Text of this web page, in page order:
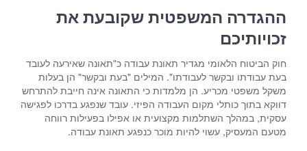
ההגדרה המשפטית שקובעת את
זכויותיכם
חוק הביטוח הלאומי מגדיר תאונת עבודה כ"תאונה שאירעה לעובד
בעת עבודתו ובקשר לעבודתו". המילים "בעת ובקשר" הן בעלות
משקל משפטי מכריע. הן מלמדות כי התאונה אינה חייבת להתרחש
דווקא בתוך כותלי מקום העבודה הפיזי. עובד שנפגע בדרכו לפגישה
עסקית, במהלך השתלמות מקצועית או אפילו בפעילות רווחה
מטעם המעסיק, עשוי להיות מוכר כנפגע תאונת עבודה.